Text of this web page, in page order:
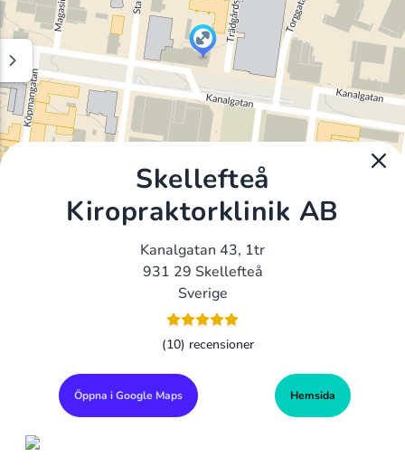
Skellefteå
Kiropraktorklinik AB
Kanalgatan 43, 1tr
931 29 Skellefteå
Sverige
(10) recensioner
Öppna i Google Maps Hemsida